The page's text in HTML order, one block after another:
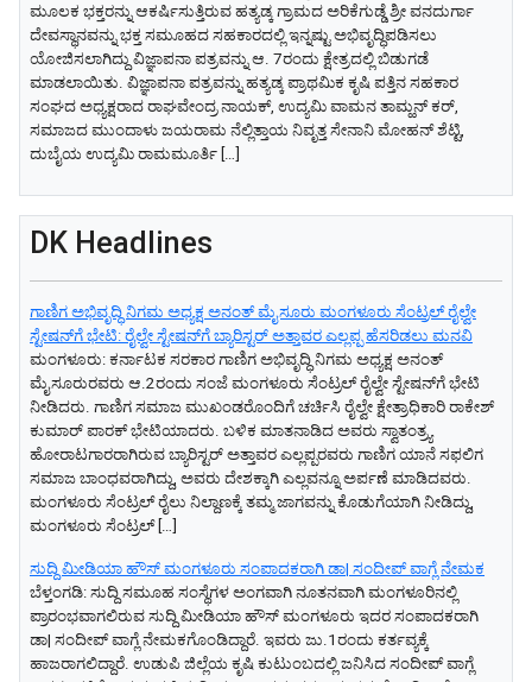
ಮೂಲಕ ಭಕ್ತರನ್ನು ಆಕರ್ಷಿಸುತ್ತಿರುವ ಹತ್ಯಡ್ಕ ಗ್ರಾಮದ ಅರಿಕೆಗುಡ್ಡೆ ಶ್ರೀ ವನದುರ್ಗಾ
ದೇವಸ್ಥಾನವನ್ನು ಭಕ್ತ ಸಮೂಹದ ಸಹಕಾರದಲ್ಲಿ ಇನ್ನಷ್ಟು ಅಭಿವೃದ್ಧಿಪಡಿಸಲು
ಯೋಜಿಸಲಾಗಿದ್ದು ವಿಜ್ಞಾಪನಾ ಪತ್ರವನ್ನು ಆ. 7ರಂದು ಕ್ಷೇತ್ರದಲ್ಲಿ ಬಿಡುಗಡೆ
ಮಾಡಲಾಯಿತು. ವಿಜ್ಞಾಪನಾ ಪತ್ರವನ್ನು ಹತ್ಯಡ್ಕ ಪ್ರಾಥಮಿಕ ಕೃಷಿ ಪತ್ತಿನ ಸಹಕಾರ
ಸಂಘದ ಅಧ್ಯಕ್ಷರಾದ ರಾಘವೇಂದ್ರ ನಾಯಕ್, ಉದ್ಯಮಿ ವಾಮನ ತಾಮ್ಹನ್ ಕರ್,
ಸಮಾಜದ ಮುಂದಾಳು ಜಯರಾಮ ನೆಲ್ಲಿತ್ತಾಯ ನಿವೃತ್ತ ಸೇನಾನಿ ಮೋಹನ್ ಶೆಟ್ಟಿ,
ದುಬೈಯ ಉದ್ಯಮಿ ರಾಮಮೂರ್ತಿ […]
DK Headlines
ಗಾಣಿಗ ಅಭಿವೃದ್ಧಿ ನಿಗಮ ಅಧ್ಯಕ್ಷ‌ ಅನಂತ್‌ ಮೈಸೂರು ಮಂಗಳೂರು ಸೆಂಟ್ರಲ್‌ ರೈಲ್ವೇ
ಸ್ಟೇಷನ್‌ಗೆ ಭೇಟಿ: ರೈಲ್ವೇ ಸ್ಟೇಷನ್‌ಗೆ ಬ್ಯಾರಿಸ್ಟರ್‌ ಅತ್ತಾವರ ಎಲ್ಲಪ್ಪ ಹೆಸರಿಡಲು ಮನವಿ
ಮಂಗಳೂರು: ಕರ್ನಾಟಕ ಸರಕಾರ ಗಾಣಿಗ ಅಭಿವೃದ್ಧಿ ನಿಗಮ ಅಧ್ಯಕ್ಷ‌ ಅನಂತ್‌
ಮೈಸೂರುರವರು ಆ.2ರಂದು ಸಂಜೆ ಮಂಗಳೂರು ಸೆಂಟ್ರಲ್‌ ರೈಲ್ವೇ ಸ್ಟೇಷನ್‌ಗೆ ಭೇಟಿ
ನೀಡಿದರು. ಗಾಣಿಗ ಸಮಾಜ ಮುಖಂಡರೊಂದಿಗೆ ಚರ್ಚಿಸಿ ರೈಲ್ವೇ ಕ್ಷೇತ್ರಾಧಿಕಾರಿ ರಾಕೇಶ್‌
ಕುಮಾರ್‌ ಪಾರಕ್‌ ಭೇಟಿಯಾದರು. ಬಳಿಕ ಮಾತನಾಡಿದ ಅವರು ಸ್ವಾತಂತ್ರ್ಯ
ಹೋರಾಟಗಾರರಾಗಿರುವ ಬ್ಯಾರಿಸ್ಟರ್‌ ಅತ್ತಾವರ ಎಲ್ಲಪ್ಪರವರು ಗಾಣಿಗ ಯಾನೆ ಸಫಲಿಗ
ಸಮಾಜ ಬಾಂಧವರಾಗಿದ್ದು, ಅವರು ದೇಶಕ್ಕಾಗಿ ಎಲ್ಲವನ್ನೂ ಅರ್ಪಣೆ ಮಾಡಿದವರು.
ಮಂಗಳೂರು ಸೆಂಟ್ರಲ್‌ ರೈಲು ನಿಲ್ದಾಣಕ್ಕೆ ತಮ್ಮ ಜಾಗವನ್ನು ಕೊಡುಗೆಯಾಗಿ ನೀಡಿದ್ದು,
ಮಂಗಳೂರು ಸೆಂಟ್ರಲ್‌ […]
ಸುದ್ದಿ ಮೀಡಿಯಾ ಹೌಸ್ ಮಂಗಳೂರು ಸಂಪಾದಕರಾಗಿ ಡಾ| ಸಂದೀಪ್ ವಾಗ್ಲೆ ನೇಮಕ
ಬೆಳ್ತಂಗಡಿ: ಸುದ್ದಿ ಸಮೂಹ ಸಂಸ್ಥೆಗಳ ಅಂಗವಾಗಿ ನೂತನವಾಗಿ ಮಂಗಳೂರಿನಲ್ಲಿ
ಪ್ರಾರಂಭವಾಗಲಿರುವ ಸುದ್ದಿ ಮೀಡಿಯಾ ಹೌಸ್ ಮಂಗಳೂರು ಇದರ ಸಂಪಾದಕರಾಗಿ
ಡಾ| ಸಂದೀಪ್ ವಾಗ್ಲೆ ನೇಮಕಗೊಂಡಿದ್ದಾರೆ. ಇವರು ಜು.1ರಂದು ಕರ್ತವ್ಯಕ್ಕೆ
ಹಾಜರಾಗಲಿದ್ದಾರೆ. ಉಡುಪಿ ಜಿಲ್ಲೆಯ ಕೃಷಿ ಕುಟುಂಬದಲ್ಲಿ ಜನಿಸಿದ ಸಂದೀಪ್ ವಾಗ್ಲೆ